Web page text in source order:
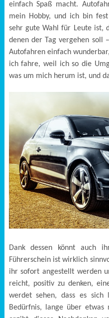
einfach Spaß macht.
mein Hobby, und ich bin
sehr gute Wahl für Leute ist,
denen der Tag vergehen soll
Autofahren einfach
ich fahre, weil ich so die
was um mich herum ist, und
Dank dessen könnt auch
Führerschein ist wirklich
ihr sofort angestellt werden
reicht, positiv zu denken,
werdet sehen, dass es
Bedürfnis, lange über etwas